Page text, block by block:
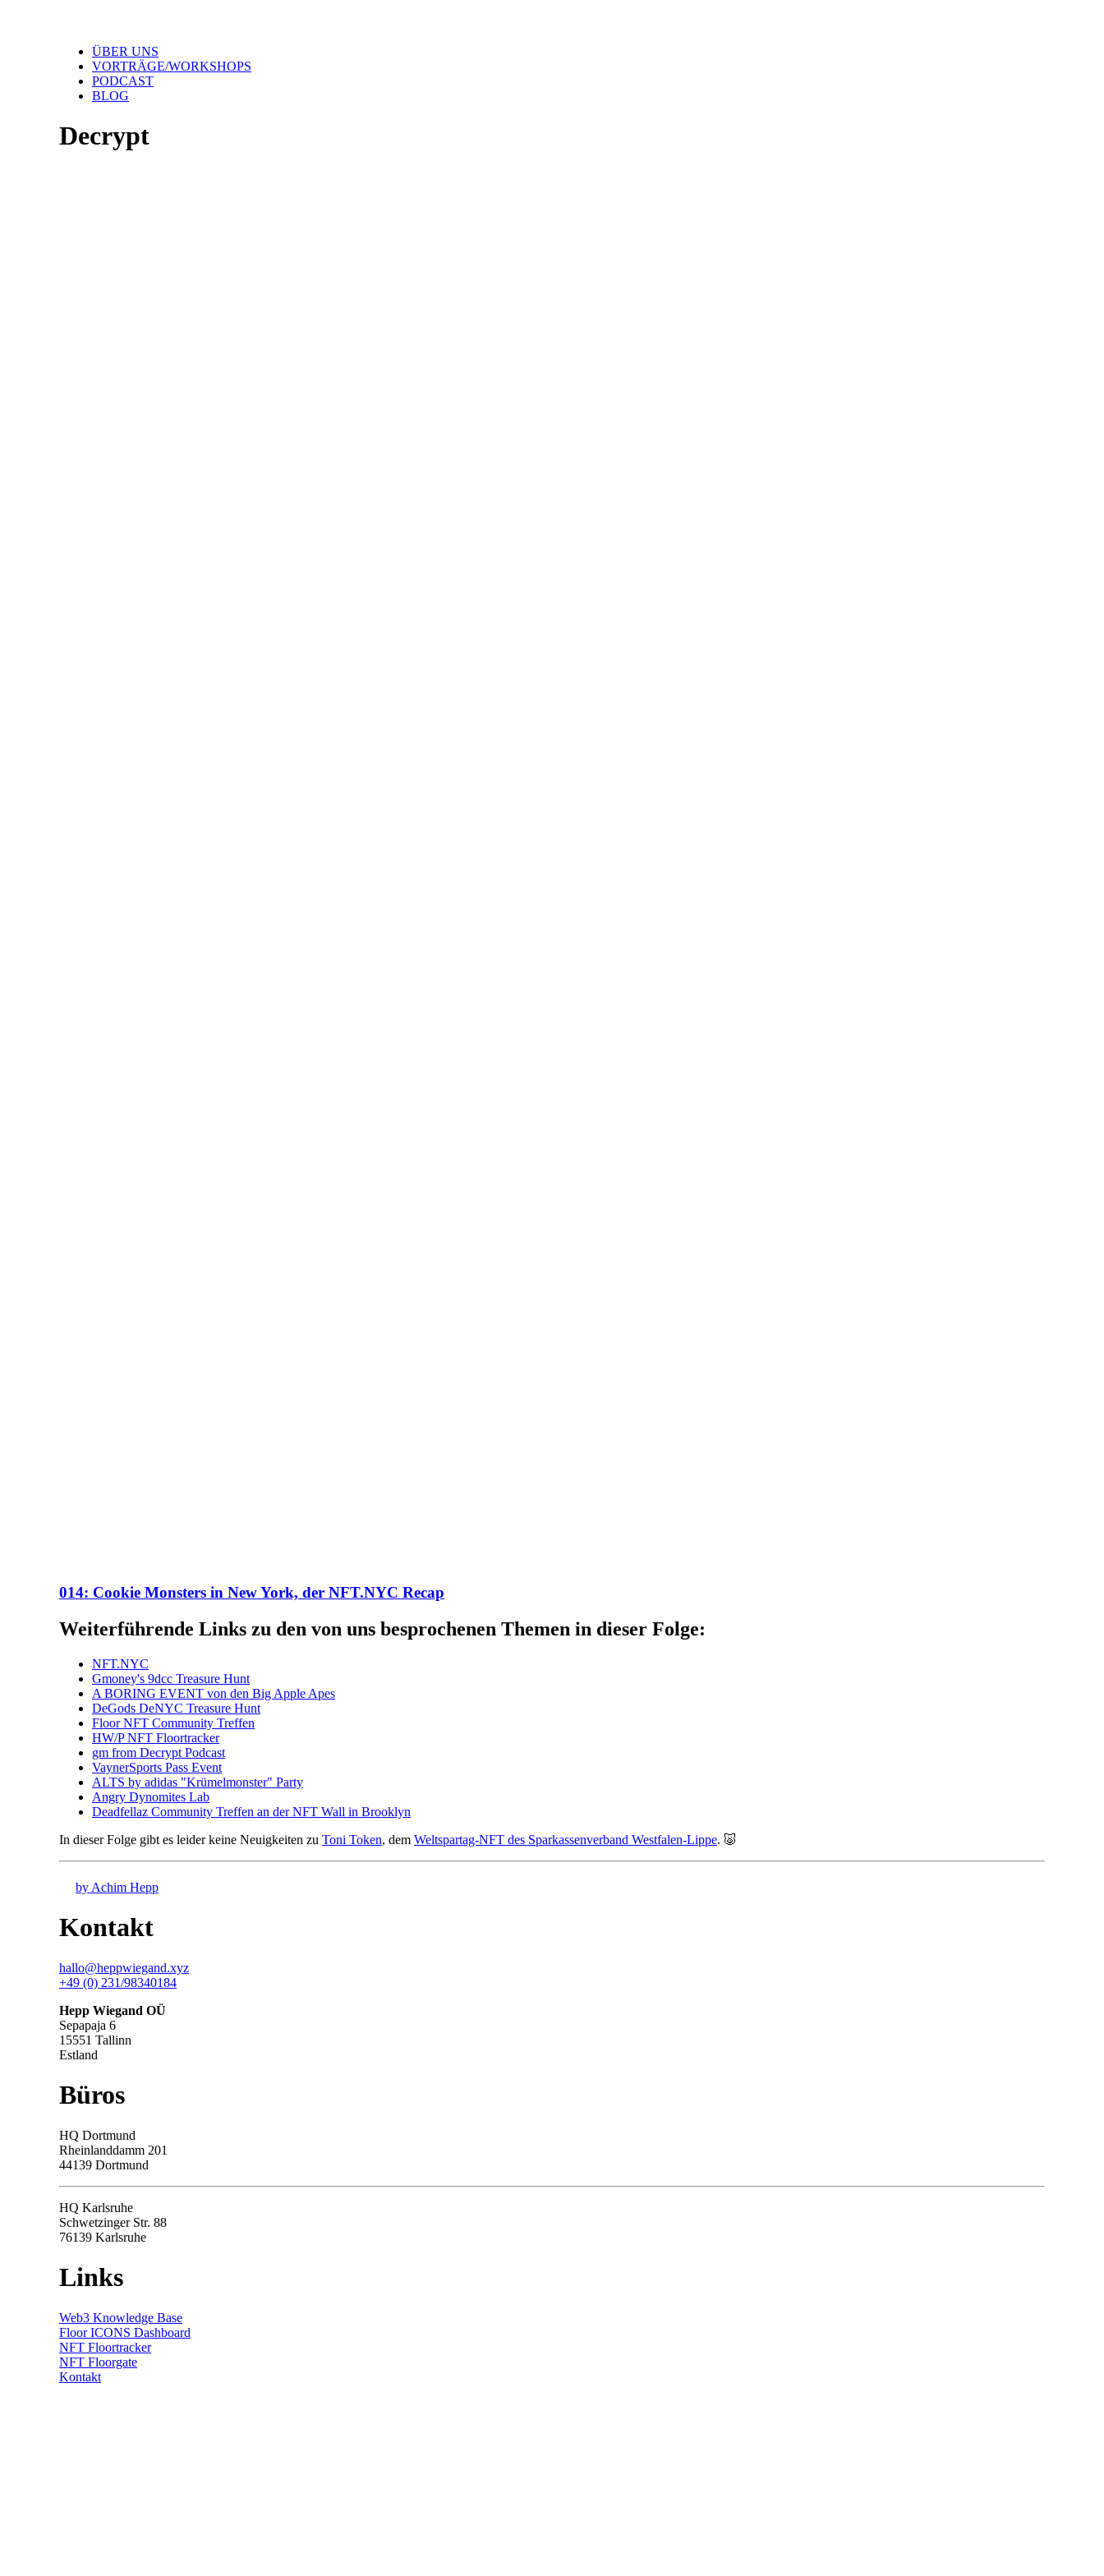
ÜBER UNS
VORTRÄGE/WORKSHOPS
PODCAST
BLOG
Decrypt
014: Cookie Monsters in New York, der NFT.NYC Recap
Weiterführende Links zu den von uns besprochenen Themen in dieser Folge:
NFT.NYC
Gmoney's 9dcc Treasure Hunt
A BORING EVENT von den Big Apple Apes
DeGods DeNYC Treasure Hunt
Floor NFT Community Treffen
HW/P NFT Floortracker
gm from Decrypt Podcast
VaynerSports Pass Event
ALTS by adidas "Krümelmonster" Party
Angry Dynomites Lab
Deadfellaz Community Treffen an der NFT Wall in Brooklyn
In dieser Folge gibt es leider keine Neuigkeiten zu Toni Token, dem Weltspartag-NFT des Sparkassenverband Westfalen-Lippe. 🐷
by Achim Hepp
Kontakt
hallo@heppwiegand.xyz
+49 (0) 231/98340184
Hepp Wiegand OÜ
Sepapaja 6
15551 Tallinn
Estland
Büros
HQ Dortmund
Rheinlanddamm 201
44139 Dortmund
HQ Karlsruhe
Schwetzinger Str. 88
76139 Karlsruhe
Links
Web3 Knowledge Base
Floor ICONS Dashboard
NFT Floortracker
NFT Floorgate
Kontakt